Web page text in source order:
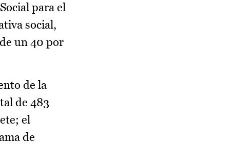
para el
social,
un 40 por
de la
de 483
el
de